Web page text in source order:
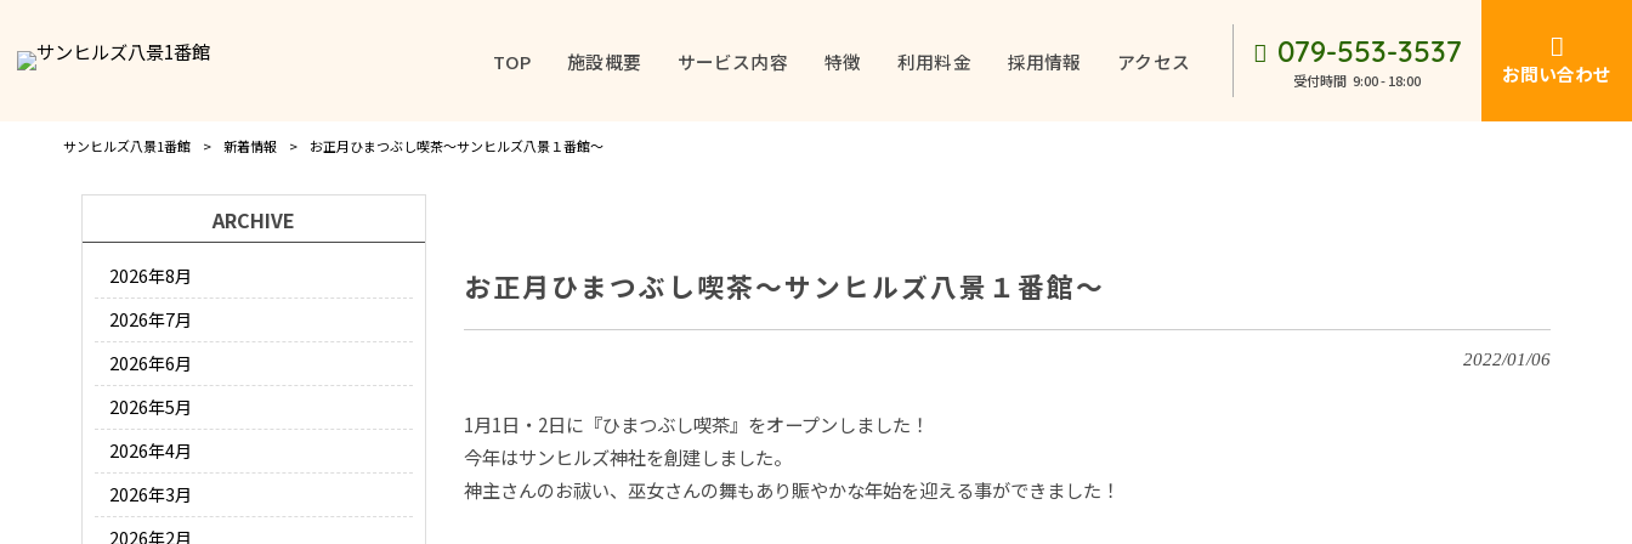
TOP 施設概要 サービス内容 特徴 利用料金 採用情報 アクセス 079-553-3537
受付時間 9:00 - 18:00 お問い合わせ
サンヒルズ八景1番館 > 新着情報 > お正月ひまつぶし喫茶～サンヒルズ八景１番館～
お正月ひまつぶし喫茶～サンヒルズ八景１番館～
2022/01/06
1月1日・2日に『ひまつぶし喫茶』をオープンしました！
今年はサンヒルズ神社を創建しました。
神主さんのお祓い、巫女さんの舞もあり賑やかな年始を迎える事ができました！
ARCHIVE
2026年8月
2026年7月
2026年6月
2026年5月
2026年4月
2026年3月
2026年2月